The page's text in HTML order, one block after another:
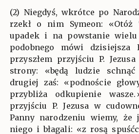
(2) Niegdyś, wkrótce po
rzekł o nim Symeon: «Otóż
upadek i na powstanie
podobnego mówi dzisiejsza
przyszłem przyjściu P.
strony: «będą ludzie
drugiej zaś: «podnoście
przybliża odkupienie
przyjściu P. Jezusa w
Panny narodzeniu wiemy,
niego i błagali: «z rosą